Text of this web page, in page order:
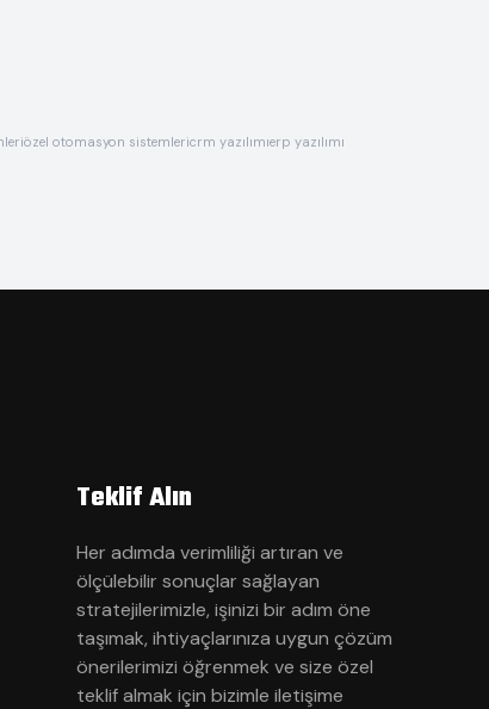
özel otomasyon sistemlericrm yazılımıerp yazılımı
Teklif Alın
Her adımda verimliliği artıran ve
ölçülebilir sonuçlar sağlayan
stratejilerimizle, işinizi bir adım öne
taşımak, ihtiyaçlarınıza uygun çözüm
önerilerimizi öğrenmek ve size özel
teklif almak için bizimle iletişime